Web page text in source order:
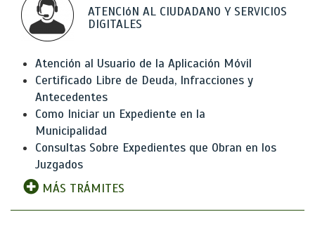
ATENCIóN AL CIUDADANO Y SERVICIOS
DIGITALES
Atención al Usuario de la Aplicación Móvil
Certificado Libre de Deuda, Infracciones y
Antecedentes
Como Iniciar un Expediente en la
Municipalidad
Consultas Sobre Expedientes que Obran en los
Juzgados
MÁS TRÁMITES